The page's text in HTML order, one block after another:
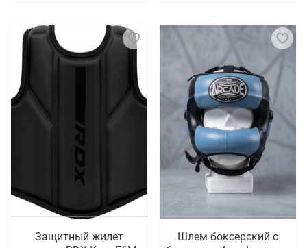
Защитный жилет
Шлем боксерский с